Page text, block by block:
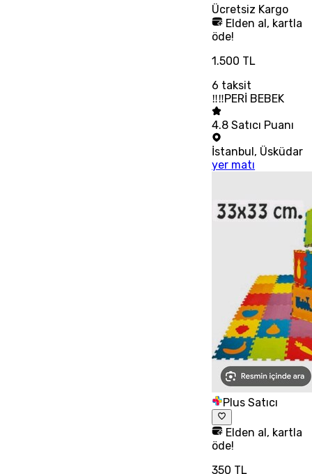
Ücretsiz Kargo
Elden al, kartla
öde!
1.500 TL
6 taksit
‼‼PERİ BEBEK
4.8 Satıcı Puanı
İstanbul , Üsküdar
yer matı
Plus Satıcı
Elden al, kartla
öde!
350 TL